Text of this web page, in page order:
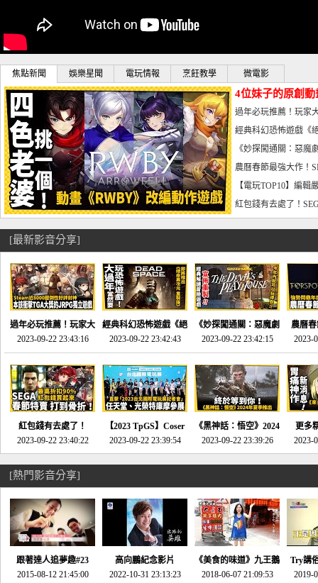
焦點新聞 娛樂星聞 電玩情報 烹飪教學 微電影
4位妹子的原創
曝光_電玩宅速配
過年必玩推薦！玩家
宅速配20230126
經典科幻恐怖遊戲《
懼體驗-電玩宅速配
《妙探闖通關：惡
到!!-電玩宅速配
農曆春節最強大作！
電玩宅速配20230123
【電玩TOP10】編
了，封面圖直接雷你
紅包錢有去處了！
宅速配20230119
[最新影音分享]
過年必玩推薦！玩家大
推的JRPG神作《神之
天平》介紹！-電玩宅
速配20230126
2023-09-22 23:43:16
經典科幻恐怖遊戲《絕
命異次元 重製版》重
回「石村號」的恐懼體
驗-電玩宅速配
20230125
2023-09-22 23:42:43
《妙探闖通關：惡魔劇
場》將推出「重製
版」!!!今年就能玩到!!-
電玩宅速配20230124
2023-09-22 23:42:15
農曆
SE社
動作角
電玩宅
2023-
紅包錢有去處了！
SEGA春節特賣 超過85
款遊戲打到骨折-電玩
宅速配20230119
2023-09-22 23:40:22
【2023 TpGS】Coser
和Show Girl搶先看！
直擊展前記者會-電玩
2023-09-22 23:39:54
《黑神話：悟空》2024
年夏季推出！確定不會
延期齁？-電玩宅速配
2023-09-22 23:39:26
更多
《來
金鄉
2023-
[熱門影音分享]
跟著達人追夢趣#23
promo-我想開間咖啡
2015-08-12 21:45:00
高向鵬紀念影片
2022-10-31 23:13:23
《美食的味道》九王鵝
肉
2018-06-07 21:09:53
Try講
2019-